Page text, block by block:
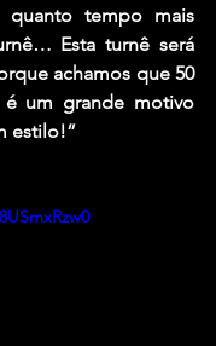
tempo mais
Esta turnê será
achamos que 50
um grande motivo
estilo!”